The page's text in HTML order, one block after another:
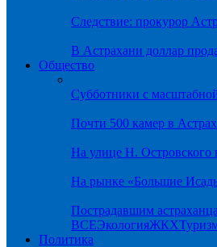
Следствие: прокурор
В Астрахани доллар
Общество
Субботники с
Почти 500 камер в
На улице Н. Островского
На рынке «Большие
Пострадавшим
ВСЕЭкологияЖКХ
Политика